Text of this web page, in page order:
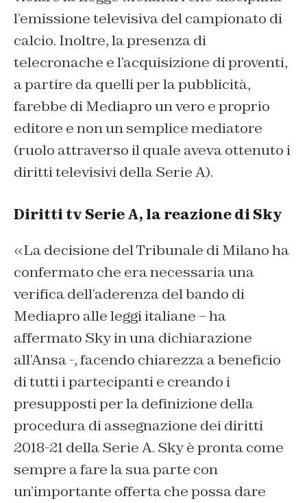
l’emissione televisiva del campionato di
calcio. Inoltre, la presenza di
telecronache e l’acquisizione di proventi,
a partire da quelli per la pubblicità,
farebbe di Mediapro un vero e proprio
editore e non un semplice mediatore
(ruolo attraverso il quale aveva ottenuto i
diritti televisivi della Serie A).
Diritti tv Serie A, la reazione di Sky
«La decisione del Tribunale di Milano ha
confermato che era necessaria una
verifica dell’aderenza del bando di
Mediapro alle leggi italiane – ha
affermato Sky in una dichiarazione
all’Ansa -, facendo chiarezza a beneficio
di tutti i partecipanti e creando i
presupposti per la definizione della
procedura di assegnazione dei diritti
2018-21 della Serie A. Sky è pronta come
sempre a fare la sua parte con
un’importante offerta che possa dare